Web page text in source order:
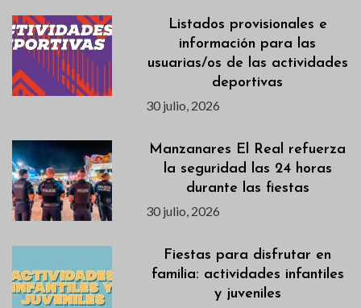
Listados provisionales e
información para las
usuarias/os de las actividades
deportivas
30 julio, 2026
Manzanares El Real refuerza
la seguridad las 24 horas
durante las fiestas
30 julio, 2026
Fiestas para disfrutar en
familia: actividades infantiles
y juveniles